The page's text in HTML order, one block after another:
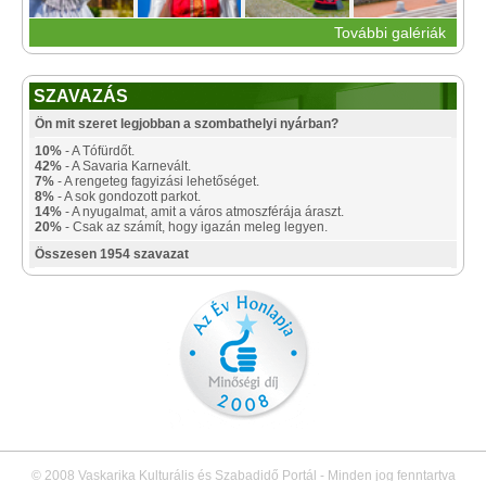
További galériák
SZAVAZÁS
Ön mit szeret legjobban a szombathelyi nyárban?
10% - A Tófürdőt.
42% - A Savaria Karnevált.
7% - A rengeteg fagyizási lehetőséget.
8% - A sok gondozott parkot.
14% - A nyugalmat, amit a város atmoszférája áraszt.
20% - Csak az számít, hogy igazán meleg legyen.
Összesen 1954 szavazat
© 2008 Vaskarika Kulturális és Szabadidő Portál - Minden jog fenntartva